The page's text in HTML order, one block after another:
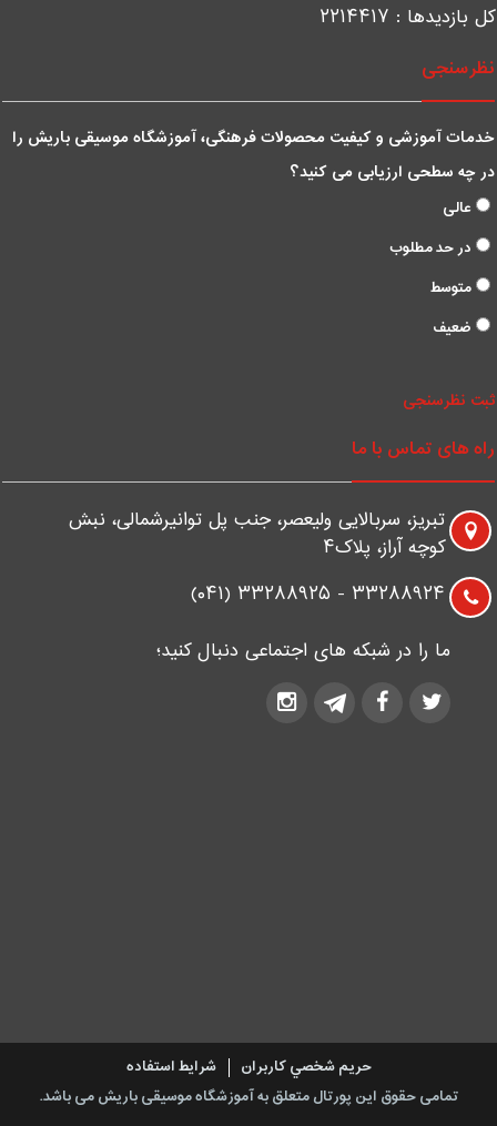
بازدیدها :
۲۲۱۴۴۱۷
آموزشی و کیفیت محصولات فرهنگی، آموزشگاه موسیقی باریش را
چه سطحی ارزیابی می کنید؟
عالی
در حد مطلوب
متوسط
ضعیف
نظرسنجی
های تماس با ما
تبریز، سربالایی ولیعصر، جنب پل توانیرشمالی، نبش
کوچه آراز، پلاک۴
۳۳۲۸۸۹۲۴ - ۳۳۲۸۸۹۲۵ (۰۴۱)
ما را در شبکه های اجتماعی دنبال کنید؛
حريم شخصي كاربران
شرایط استفاده
تمامی حقوق این پورتال متعلق به آموزشگاه موسیقی باریش می باشد.